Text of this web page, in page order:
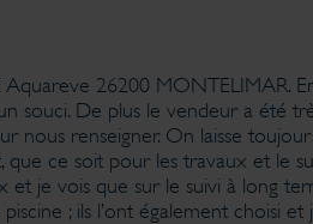
26200 MONTELIMAR.
souci. De plus le vendeur a été
renseigner. On laisse
ce soit pour les travaux et le
je vois que sur le suivi à long
; ils l’ont également choisi et